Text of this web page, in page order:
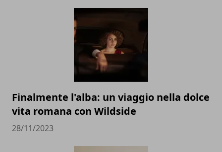
Finalmente l'alba: un viaggio nella dolce
vita romana con Wildside
28/11/2023